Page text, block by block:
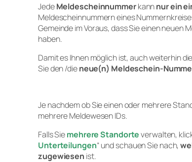
JedeMeldescheinnummerkannnur ein
Meldescheinnummern eines
Gemeinde im Voraus, dass Sie einen
haben.
Damit es Ihnen möglich ist, auch weiterhin
Sie den /dieneue(n) Meldeschein-
Je nachdem ob Sie einen oder mehrere
mehrere Meldewesen IDs.
Falls Siemehrere Standorteverwalten,
Unterteilungen“ und schauen Sie nach,
zugewiesen ist.